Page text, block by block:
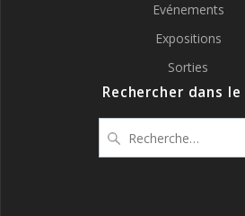
Evénements
Expositions
Sorties
Rechercher dans
pour